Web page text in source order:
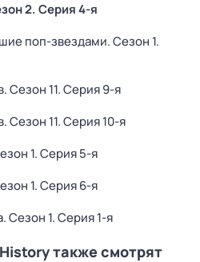
2. Серия 4-я
поп-звездами. Сезон 1.
. Сезон 11. Серия 9-я
. Сезон 11. Серия 10-я
1. Серия 5-я
1. Серия 6-я
. Сезон 1. Серия 1-я
также смотрят